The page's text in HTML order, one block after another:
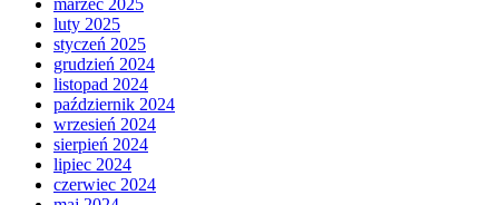
luty 2025
styczeń 2025
grudzień 2024
listopad 2024
październik 2024
wrzesień 2024
sierpień 2024
lipiec 2024
czerwiec 2024